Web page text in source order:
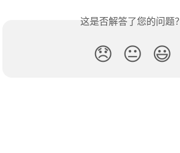
这是否解答了您的问题？
😞 😐 😃